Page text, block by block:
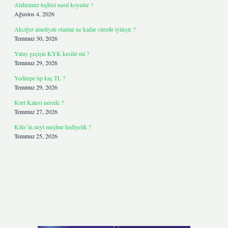
Alzheimer teşhisi nasıl koyulur ?
Ağustos 4, 2026
Akciğer ameliyatı olanlar ne kadar sürede iyileşir ?
Temmuz 30, 2026
Yatay geçişte KYK kesilir mi ?
Temmuz 29, 2026
Yeditepe tıp kaç TL ?
Temmuz 29, 2026
Kurt Kalesi nerede ?
Temmuz 27, 2026
Kilis’in neyi meşhur hediyelik ?
Temmuz 25, 2026